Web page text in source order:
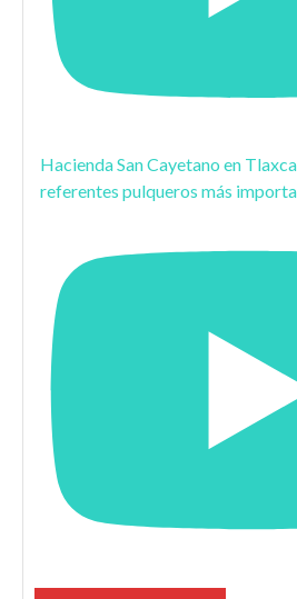
Hacienda San Cayetano en
referentes pulqueros más